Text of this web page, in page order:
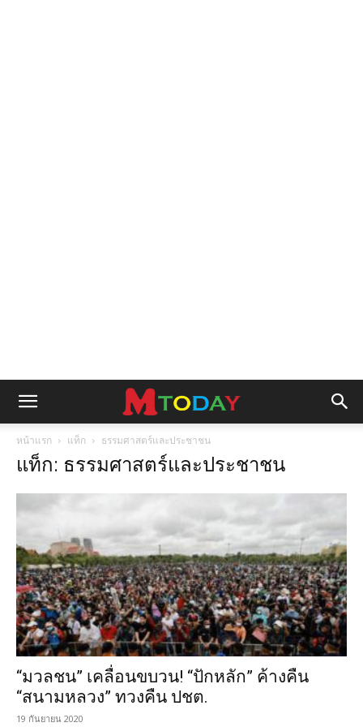
หน้าแรก แท็ก ธรรมศาสตร์และประชาชน
แท็ก: ธรรมศาสตร์และประชาชน
“มวลชน” เคลื่อนขบวน! “ปักหลัก” ค้างคืน
“สนามหลวง” ทวงคืน ปชต.
19 กันยายน 2020